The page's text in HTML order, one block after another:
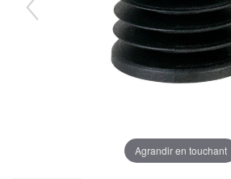
Agrandir en touchant